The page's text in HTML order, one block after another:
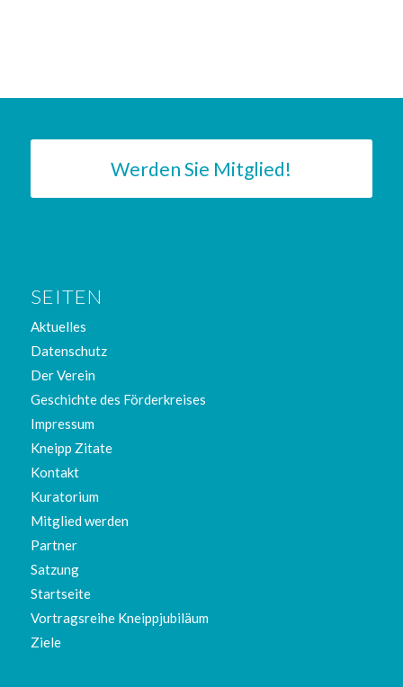
Werden Sie Mitglied!
SEITEN
Aktuelles
Datenschutz
Der Verein
Geschichte des Förderkreises
Impressum
Kneipp Zitate
Kontakt
Kuratorium
Mitglied werden
Partner
Satzung
Startseite
Vortragsreihe Kneippjubiläum
Ziele